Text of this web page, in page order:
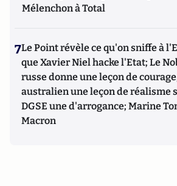
Mélenchon à Total
7Le Point révèle ce qu'on sniffe à
que Xavier Niel hacke l'Etat; Le
russe donne une leçon de
australien une leçon de réalisme
DGSE une d'arrogance; Marine
Macron